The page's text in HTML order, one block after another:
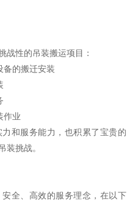
战性的吊装搬运项目：
备的搬迁安装
作业
和服务能力，也积累了宝贵的
装挑战。
全、高效的服务理念，在以下